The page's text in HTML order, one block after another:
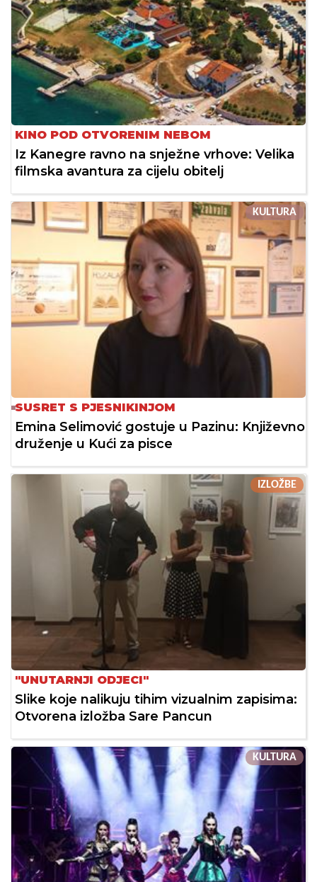
KINO POD OTVORENIM NEBOM
Iz Kanegre ravno na snježne vrhove: Velika
filmska avantura za cijelu obitelj
KULTURA
SUSRET S PJESNIKINJOM
Emina Selimović gostuje u Pazinu: Književno
druženje u Kući za pisce
IZLOŽBE
"UNUTARNJI ODJECI"
Slike koje nalikuju tihim vizualnim zapisima:
Otvorena izložba Sare Pancun
KULTURA